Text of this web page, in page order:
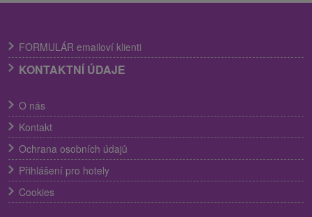
FORMULÁR emailoví klienti
KONTAKTNÍ ÚDAJE
O nás
Kontakt
Ochrana osobních údajů
Přihlášení pro hotely
Cookies